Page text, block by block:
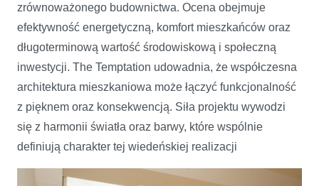
zrównoważonego budownictwa. Ocena obejmuje
efektywność energetyczną, komfort mieszkańców oraz
długoterminową wartość środowiskową i społeczną
inwestycji. The Temptation udowadnia, że współczesna
architektura mieszkaniowa może łączyć funkcjonalność
z pięknem oraz konsekwencją. Siła projektu wywodzi
się z harmonii światła oraz barwy, które wspólnie
definiują charakter tej wiedeńskiej realizacji